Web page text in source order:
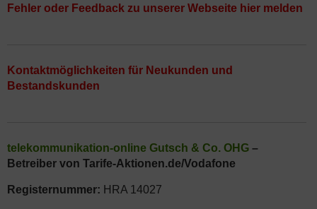
Fehler oder Feedback zu unserer Webseite hier melden
Kontaktmöglichkeiten für Neukunden und
Bestandskunden
telekommunikation-online Gutsch & Co. OHG –
Betreiber von Tarife-Aktionen.de/Vodafone
Registernummer: HRA 14027